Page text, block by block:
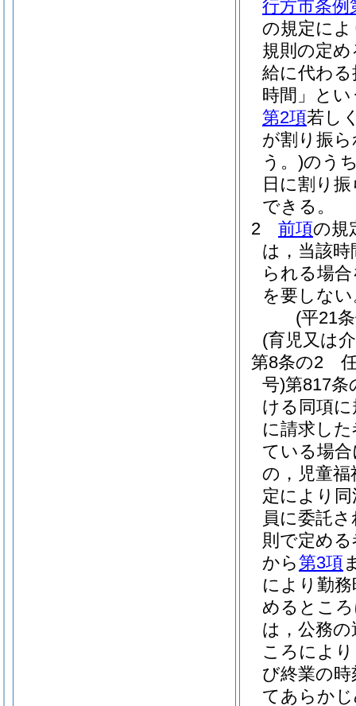
行方市条例
の規定に
規則の定
給に代わ
時間」とい
第2項若し
が割り振
う。)のう
日に割り
できる。
2
前項の規
は，当該
られる場
を要しな
(平21
(育児又は
第8条の2
号)第817条
ける同項
に請求した
ている場
の，児童福
定により
員に委託
則で定め
から第3項
により勤
めるとこ
は，公務
ころによ
び終業の
てあらか